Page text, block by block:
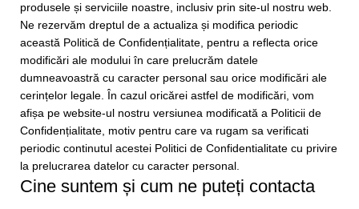
produsele și serviciile noastre, inclusiv prin site-ul nostru web.
Ne rezervăm dreptul de a actualiza și modifica periodic
această Politică de Confidențialitate, pentru a reflecta orice
modificări ale modului în care prelucrăm datele
dumneavoastră cu caracter personal sau orice modificări ale
cerințelor legale. În cazul oricărei astfel de modificări, vom
afișa pe website-ul nostru versiunea modificată a Politicii de
Confidențialitate, motiv pentru care va rugam sa verificati
periodic continutul acestei Politici de Confidentialitate cu privire
la prelucrarea datelor cu caracter personal.
Cine suntem și cum ne puteți contacta